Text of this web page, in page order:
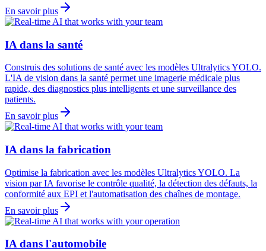
En savoir plus
IA dans la santé
Construis des solutions de santé avec les modèles Ultralytics YOLO.
L'IA de vision dans la santé permet une imagerie médicale plus
rapide, des diagnostics plus intelligents et une surveillance des
patients.
En savoir plus
IA dans la fabrication
Optimise la fabrication avec les modèles Ultralytics YOLO. La
vision par IA favorise le contrôle qualité, la détection des défauts, la
conformité aux EPI et l'automatisation des chaînes de montage.
En savoir plus
IA dans l'automobile